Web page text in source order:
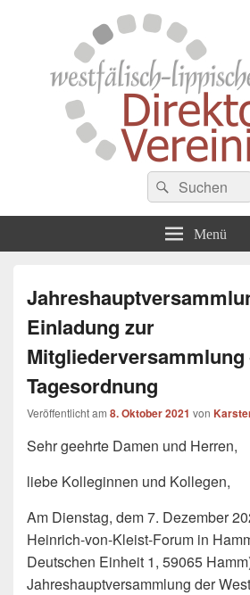
Westfälisch-
Zusammenschluss von Schulleiterinnen und
Westfalen
Suche
nach:
Suchen
Menü
Einladung zur
Mitgliederversammlung
Tagesordnung
Veröffentlicht am 8. Oktober 2021 von
Sehr geehrte Damen und Herren,
liebe Kolleginnen und Kollegen,
Am Dienstag, dem 7. Dezember
Heinrich-von-Kleist-Forum in
Deutschen Einheit 1, 59065
Jahreshauptversammlung der